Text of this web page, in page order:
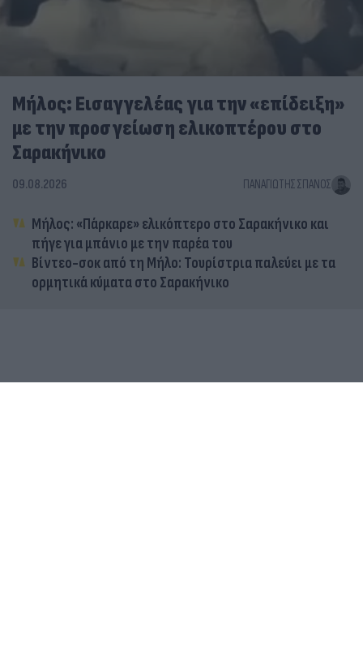
Μήλος: Εισαγγελέας για την «επίδειξη»
με την προσγείωση ελικοπτέρου στο
Σαρακήνικο
09.08.2026 ΠΑΝΑΓΙΏΤΗΣ ΣΠΑΝΌΣ
Μήλος: «Πάρκαρε» ελικόπτερο στο Σαρακήνικο και
πήγε για μπάνιο με την παρέα του
Βίντεο-σοκ από τη Μήλο: Τουρίστρια παλεύει με τα
ορμητικά κύματα στο Σαρακήνικο